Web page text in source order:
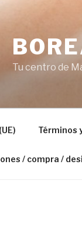
Tu centro de
Términos
/ compra /